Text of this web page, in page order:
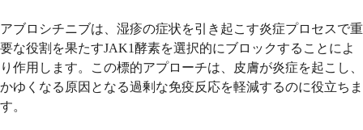
アブロシチニブは、湿疹の症状を引き起こす炎症プロセスで重
要な役割を果たすJAK1酵素を選択的にブロックすることによ
り作用します。この標的アプローチは、皮膚が炎症を起こし、
かゆくなる原因となる過剰な免疫反応を軽減するのに役立ちま
す。